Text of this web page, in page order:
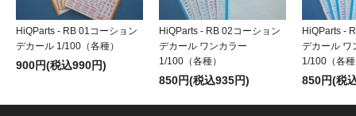
HiQParts - RB 01コーション
デカール 1/100（各種）
900円(税込990円)
HiQParts - RB 02コーション
デカール ワンカラー
1/100（各種）
850円(税込935円)
HiQParts -
デカール ワ
1/100（各
850円(税